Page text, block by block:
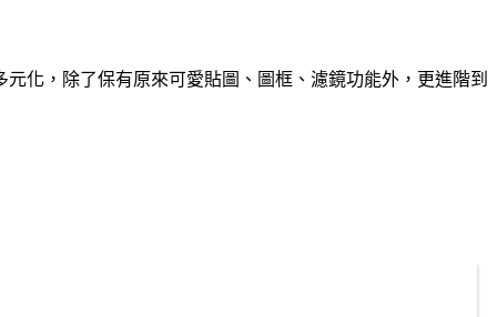
化，除了保有原來可愛貼圖、圖框、濾鏡功能外，更進階到